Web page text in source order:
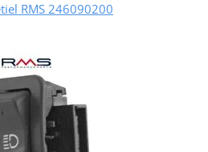
RMS 246090200